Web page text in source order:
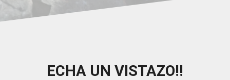
ECHA UN VISTAZO!!